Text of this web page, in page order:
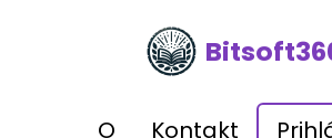
O Kontakt